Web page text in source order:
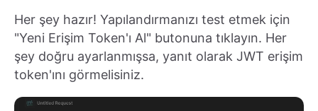
Her şey hazır! Yapılandırmanızı test etmek için
"Yeni Erişim Token'ı Al" butonuna tıklayın. Her
şey doğru ayarlanmışsa, yanıt olarak JWT erişim
token'ını görmelisiniz.